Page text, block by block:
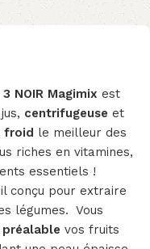
NOIR Magimix est
centrifugeuse et
froid le meilleur des
riches en vitamines,
essentiels !
conçu pour extraire
légumes. Vous
préalable vos fruits